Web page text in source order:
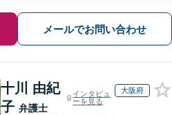
メールでお問い合わせ
十川 由紀
子 弁護士
インタビュ
ーを見る
大阪府